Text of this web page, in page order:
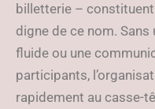
billetterie –
digne de ce nom.
fluide ou une
participants,
rapidement au casse-